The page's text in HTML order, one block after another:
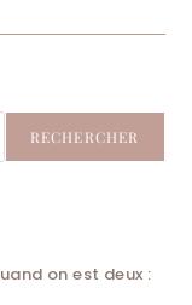
RECHERCHER
on est deux :